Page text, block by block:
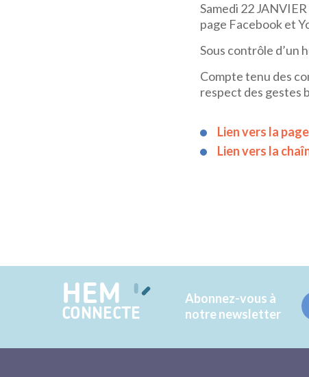
Samedi 22
page Facebook et
Sous contrôle d’un
Compte tenu des
respect des gestes
Lien vers la
Lien vers la
HEM
CONNECTE
Abonnez-vous à
notre newsletter